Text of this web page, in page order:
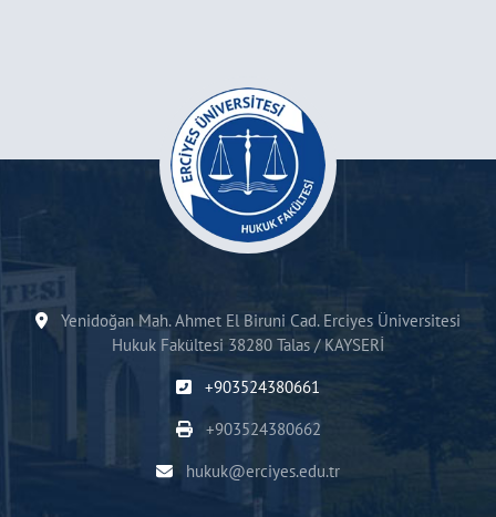
Yenidoğan Mah. Ahmet El Biruni Cad. Erciyes Üniversitesi
Hukuk Fakültesi 38280 Talas / KAYSERİ
+903524380661
+903524380662
hukuk@erciyes.edu.tr